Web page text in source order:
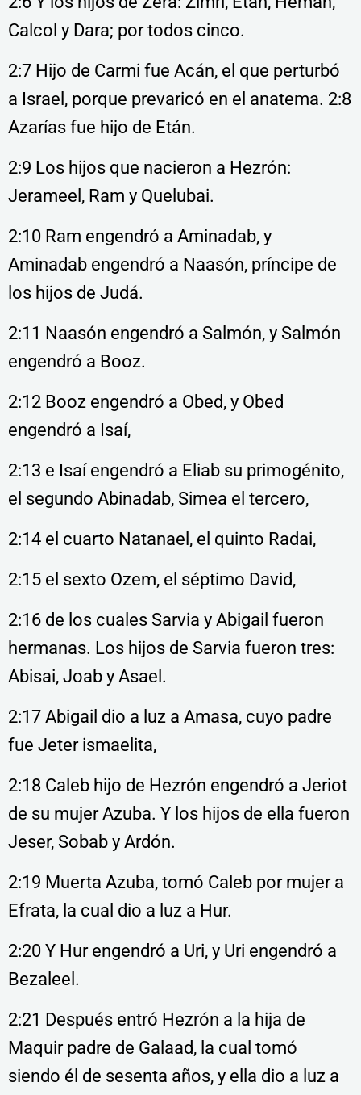
Calcol y Dara; por todos cinco.
2:7 Hijo de Carmi fue Acán, el que perturbó
a Israel, porque prevaricó en el anatema. 2:8
Azarías fue hijo de Etán.
2:9 Los hijos que nacieron a Hezrón:
Jerameel, Ram y Quelubai.
2:10 Ram engendró a Aminadab, y
Aminadab engendró a Naasón, príncipe de
los hijos de Judá.
2:11 Naasón engendró a Salmón, y Salmón
engendró a Booz.
2:12 Booz engendró a Obed, y Obed
engendró a Isaí,
2:13 e Isaí engendró a Eliab su primogénito,
el segundo Abinadab, Simea el tercero,
2:14 el cuarto Natanael, el quinto Radai,
2:15 el sexto Ozem, el séptimo David,
2:16 de los cuales Sarvia y Abigail fueron
hermanas. Los hijos de Sarvia fueron tres:
Abisai, Joab y Asael.
2:17 Abigail dio a luz a Amasa, cuyo padre
fue Jeter ismaelita,
2:18 Caleb hijo de Hezrón engendró a Jeriot
de su mujer Azuba. Y los hijos de ella fueron
Jeser, Sobab y Ardón.
2:19 Muerta Azuba, tomó Caleb por mujer a
Efrata, la cual dio a luz a Hur.
2:20 Y Hur engendró a Uri, y Uri engendró a
Bezaleel.
2:21 Después entró Hezrón a la hija de
Maquir padre de Galaad, la cual tomó
siendo él de sesenta años, y ella dio a luz a